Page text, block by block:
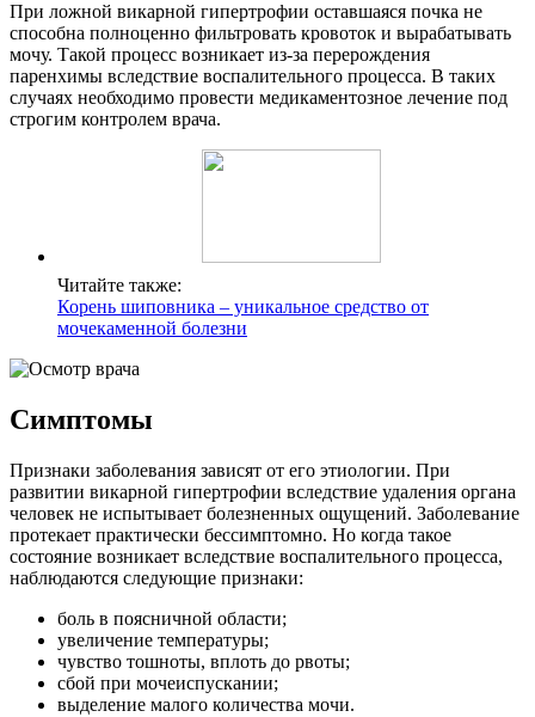
При ложной викарной гипертрофии оставшаяся почка не
способна полноценно фильтровать кровоток и вырабатывать
мочу. Такой процесс возникает из-за перерождения
паренхимы вследствие воспалительного процесса. В таких
случаях необходимо провести медикаментозное лечение под
строгим контролем врача.
Читайте также:
Корень шиповника – уникальное средство от
мочекаменной болезни
Симптомы
Признаки заболевания зависят от его этиологии. При
развитии викарной гипертрофии вследствие удаления органа
человек не испытывает болезненных ощущений. Заболевание
протекает практически бессимптомно. Но когда такое
состояние возникает вследствие воспалительного процесса,
наблюдаются следующие признаки:
боль в поясничной области;
увеличение температуры;
чувство тошноты, вплоть до рвоты;
сбой при мочеиспускании;
выделение малого количества мочи.